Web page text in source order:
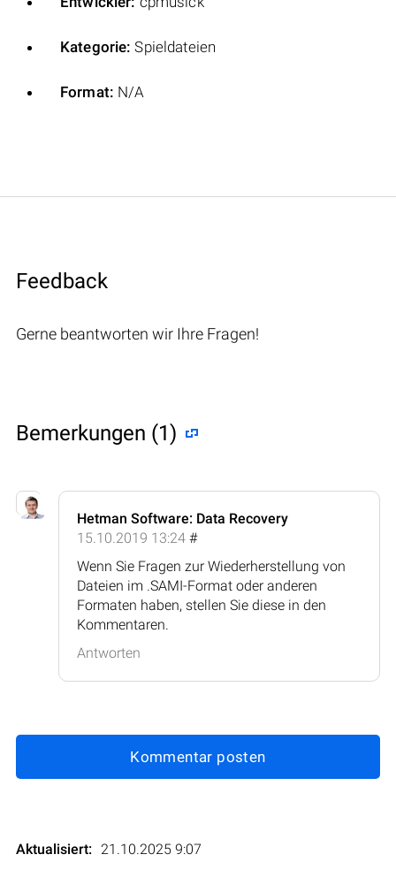
Kategorie: Spieldateien
Format: N/A
Feedback
Gerne beantworten wir Ihre Fragen!
Bemerkungen (1)
Hetman Software: Data Recovery
15.10.2019 13:24 #
Wenn Sie Fragen zur Wiederherstellung von
Dateien im .SAMI-Format oder anderen
Formaten haben, stellen Sie diese in den
Kommentaren.
Antworten
Kommentar posten
Aktualisiert: 21.10.2025 9:07